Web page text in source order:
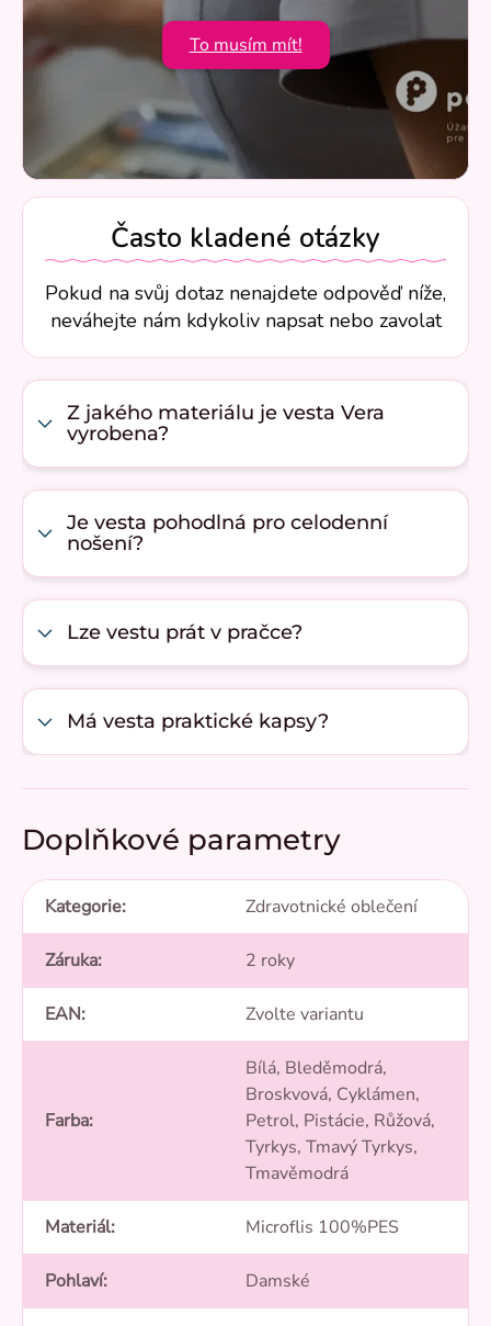
To musím mít!
Často kladené otázky
Pokud na svůj dotaz nenajdete odpověď níže,
neváhejte nám kdykoliv napsat nebo zavolat
Z jakého materiálu je vesta Vera
vyrobena?
Je vesta pohodlná pro celodenní
nošení?
Lze vestu prát v pračce?
Má vesta praktické kapsy?
Doplňkové parametry
Kategorie: Zdravotnické oblečení
Záruka: 2 roky
EAN: Zvolte variantu
Farba:
Bílá, Bleděmodrá,
Broskvová, Cyklámen,
Petrol, Pistácie, Růžová,
Tyrkys, Tmavý Tyrkys,
Tmavěmodrá
Materiál: Microflis 100%PES
Pohlaví: Damské